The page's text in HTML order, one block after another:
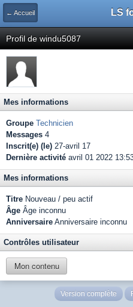
← Accueil LS
Profil de windu5087
Mes informations
Groupe Technicien
Messages 4
Inscrit(e) (le) 27-avril 17
Dernière activité avril 01 2022
Mes informations
Titre Nouveau / peu actif
Âge Âge inconnu
Anniversaire Anniversaire inconnu
Contrôles utilisateur
Mon contenu
Version complète